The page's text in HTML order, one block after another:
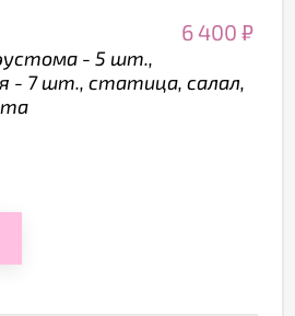
6 400 ₽
- 5 шт.,
- 7 шт., статица, салал,